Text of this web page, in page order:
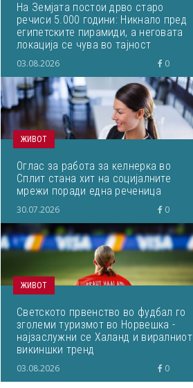
На Земјата постои дрво старо
речиси 5.000 години: Никнало пред
египетските пирамиди, а неговата
локација се чува во тајност
03.08.2026 0
ЖИВОТ
Оглас за работа за келнерка во
Сплит стана хит на социјалните
мрежи поради една реченица
30.07.2026 0
ЖИВОТ
Светското првенство во фудбал го
зголеми туризмот во Норвешка -
најзаслужни се Халанд и виралниот
викиншки тренд
03.08.2026 0